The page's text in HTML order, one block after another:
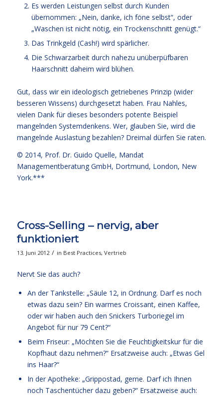
Es werden Leistungen selbst durch Kunden
übernommen: „Nein, danke, ich föne selbst“, oder
„Waschen ist nicht nötig, ein Trockenschnitt genügt.“
Das Trinkgeld (Cash!) wird spärlicher.
Die Schwarzarbeit durch nahezu unüberpüfbaren
Haarschnitt daheim wird blühen.
Gut, dass wir ein ideologisch getriebenes Prinzip (wider
besseren Wissens) durchgesetzt haben. Frau Nahles,
vielen Dank für dieses besonders potente Beispiel
mangelnden Systemdenkens. Wer, glauben Sie, wird die
mangelnde Auslastung bezahlen? Dreimal dürfen Sie raten.
© 2014, Prof. Dr. Guido Quelle, Mandat
Managementberatung GmbH, Dortmund, London, New
York.***
Cross-Selling – nervig, aber
funktioniert
13. Juni 2012 / in Best Practices, Vertrieb
Nervt Sie das auch?
An der Tankstelle: „Säule 12, in Ordnung. Darf es noch
etwas dazu sein? Ein warmes Croissant, einen Kaffee,
oder wir haben auch den Snickers Turboriegel im
Angebot für nur 79 Cent?“
Beim Friseur: „Möchten Sie die Feuchtigkeitskur für die
Kopfhaut dazu nehmen?“ Ersatzweise auch: „Etwas Gel
ins Haar?“
In der Apotheke: „Grippostad, gerne. Darf ich Ihnen
noch Taschentücher dazu geben?“ Ersatzweise auch: